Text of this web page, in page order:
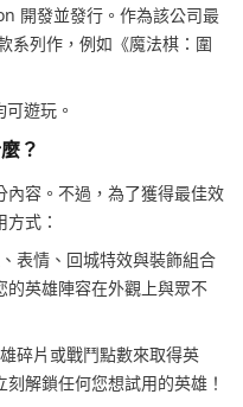
開發並發行。作為該公司最
系列作，例如《魔法棋：圍
遊玩。
？
容。不過，為了獲得最佳效
式：
表情、回城特效與裝飾組合
的英雄陣容在外觀上與眾不
碎片或戰鬥點數來取得英
解鎖任何您想試用的英雄！